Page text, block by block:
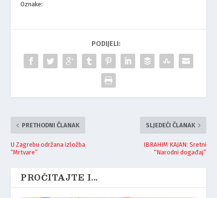
Oznake:
PODIJELI:
PRETHODNI ČLANAK
U Zagrebu održana izložba
“Mrtvare”
SLJEDEĆI ČLANAK
IBRAHIM KAJAN: Sretni
“Narodni događaj”
PROČITAJTE I...